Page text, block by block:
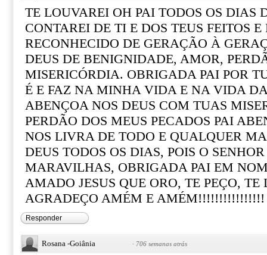
TE LOUVAREI OH PAI TODOS OS
CONTAREI DE TI E DOS TEUS FEITOS E
RECONHECIDO DE GERAÇÃO À
DEUS DE BENIGNIDADE, AMOR,
MISERICÓRDIA. OBRIGADA PAI POR
É E FAZ NA MINHA VIDA E NA VIDA
ABENÇOA NOS DEUS COM TUAS
PERDÃO DOS MEUS PECADOS PAI
NOS LIVRA DE TODO E QUALQUER
DEUS TODOS OS DIAS, POIS O
MARAVILHAS, OBRIGADA PAI EM
AMADO JESUS QUE ORO, TE PEÇO, TE
AGRADEÇO AMÉM E AMÉM!!!!!!!!!!!!!!!!
Responder
Rosana -Goiânia · 706 semanas atrás